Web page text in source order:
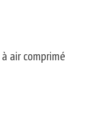
air comprimé